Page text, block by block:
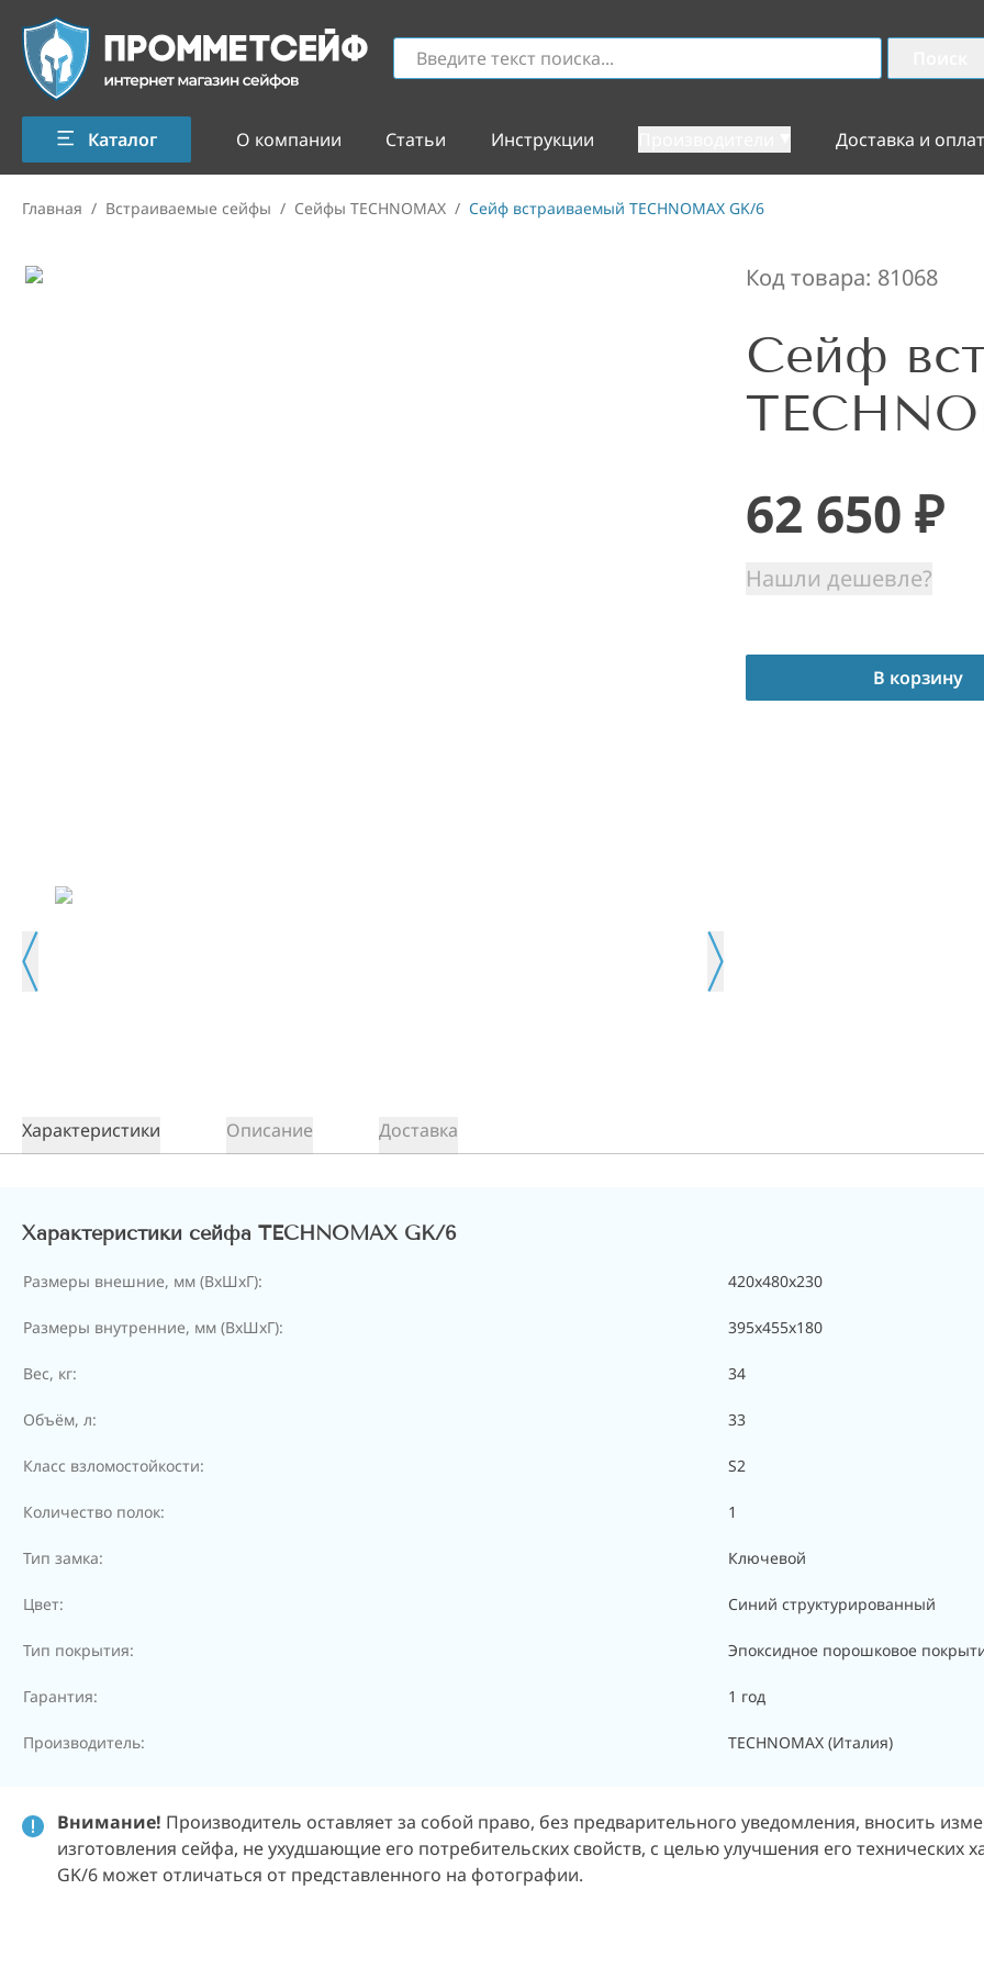
Каталог О компании Статьи Инструкции Доставка и
Главная / Встраиваемые сейфы / Сейфы TECHNOMAX / Сейф встраиваемый TECHNOMAX GK/6
Код товара: 81068
Сейф
62 650 ₽
Нашли дешевле?
В корзину
Характеристики Описание Доставка
Характеристики сейфа TECHNOMAX GK/6
Размеры внешние, мм (ВхШхГ): 420x480x230
Размеры внутренние, мм (ВхШхГ): 395x455x180
Вес, кг: 34
Объём, л: 33
Класс взломостойкости: S2
Количество полок: 1
Тип замка: Ключевой
Цвет: Синий структурированный
Тип покрытия: Эпоксидное порошковое
Гарантия: 1 год
Производитель: TECHNOMAX (Италия)
Внимание! Производитель оставляет за собой право, без предварительного уведомления, вносить
изготовления сейфа, не ухудшающие его потребительских свойств, с целью улучшения его технических
GK/6 может отличаться от представленного на фотографии.